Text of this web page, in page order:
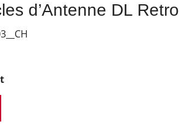
d’Antenne DL Retro